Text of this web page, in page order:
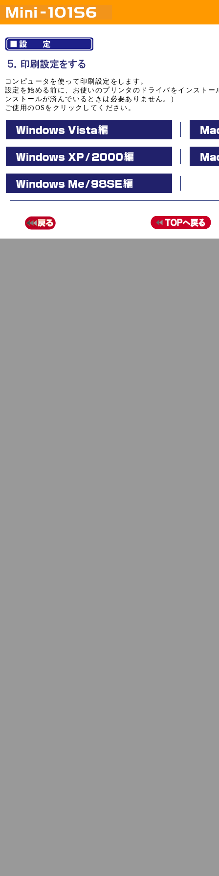
コンピュータを使って印刷設定をします。
設定を始める前に、お使いのプリンタのドライバをインスト
ンストールが済んでいるときは必要ありません。）
ご使用のOSをクリックしてください。